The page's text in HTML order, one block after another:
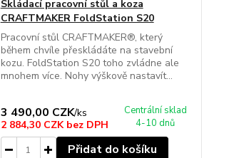
Skládací pracovní stůl a koza
CRAFTMAKER FoldStation S20
Pracovní stůl CRAFTMAKER®, který
během chvíle přeskládáte na stavební
kozu. FoldStation S20 toho zvládne ale
mnohem více. Nohy výškově nastavít...
3 490,00 CZK/ks
2 884,30 CZK bez DPH
Centrální sklad
4-10 dnů
Přidat do košíku